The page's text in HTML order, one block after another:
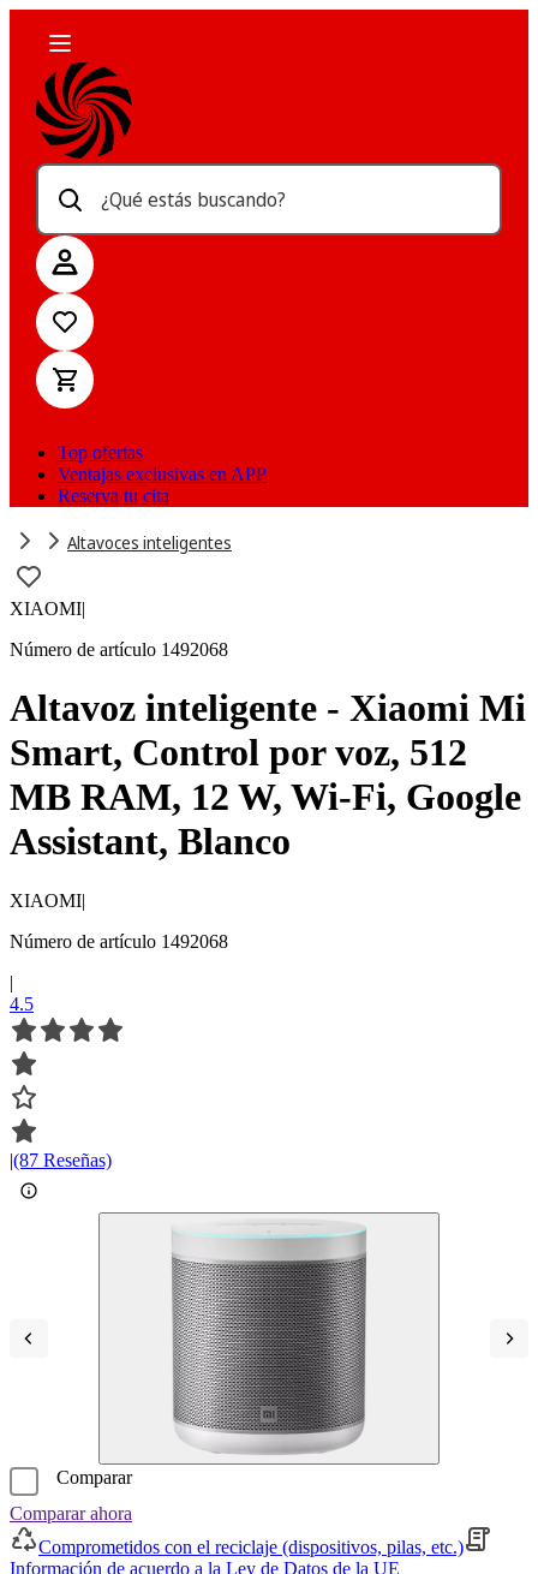
¿Qué estás buscando?
Top ofertas
Ventajas exclusivas en APP
Reserva tu cita
Altavoces inteligentes
XIAOMI|
Número de artículo 1492068
Altavoz inteligente - Xiaomi Mi
Smart, Control por voz, 512
MB RAM, 12 W, Wi-Fi, Google
Assistant, Blanco
XIAOMI|
Número de artículo 1492068
|
4.5
|(87 Reseñas)
Comparar
Comparar ahora
Comprometidos con el reciclaje (dispositivos, pilas, etc.)
Información de acuerdo a la Ley de Datos de la UE